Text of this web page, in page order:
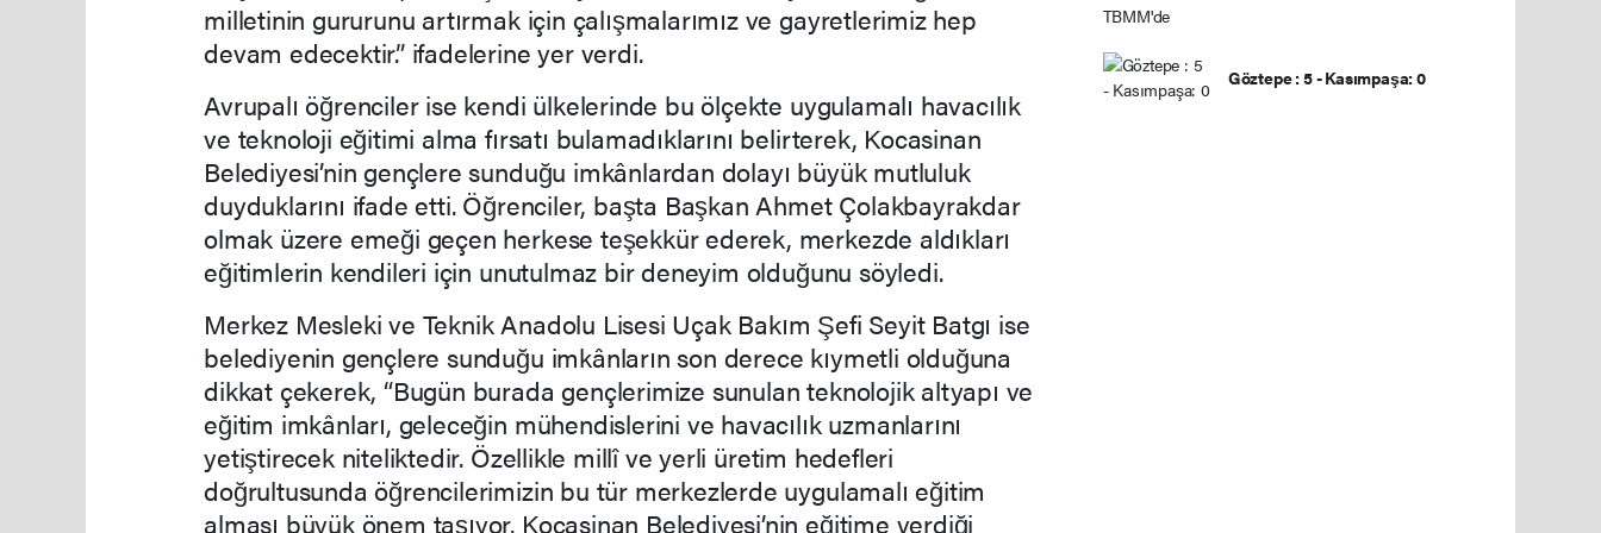
milletinin gururunu artırmak için çalışmalarımız ve gayretlerimiz hep
devam edecektir.” ifadelerine yer verdi.
Avrupalı öğrenciler ise kendi ülkelerinde bu ölçekte uygulamalı havacılık
ve teknoloji eğitimi alma fırsatı bulamadıklarını belirterek, Kocasinan
Belediyesi’nin gençlere sunduğu imkânlardan dolayı büyük mutluluk
duyduklarını ifade etti. Öğrenciler, başta Başkan Ahmet Çolakbayrakdar
olmak üzere emeği geçen herkese teşekkür ederek, merkezde aldıkları
eğitimlerin kendileri için unutulmaz bir deneyim olduğunu söyledi.
Merkez Mesleki ve Teknik Anadolu Lisesi Uçak Bakım Şefi Seyit Batgı ise
belediyenin gençlere sunduğu imkânların son derece kıymetli olduğuna
dikkat çekerek, “Bugün burada gençlerimize sunulan teknolojik altyapı ve
eğitim imkânları, geleceğin mühendislerini ve havacılık uzmanlarını
yetiştirecek niteliktedir. Özellikle millî ve yerli üretim hedefleri
doğrultusunda öğrencilerimizin bu tür merkezlerde uygulamalı eğitim
alması büyük önem taşıyor. Kocasinan Belediyesi’nin eğitime verdiği
Göztepe : 5 - Kasımpaşa: 0